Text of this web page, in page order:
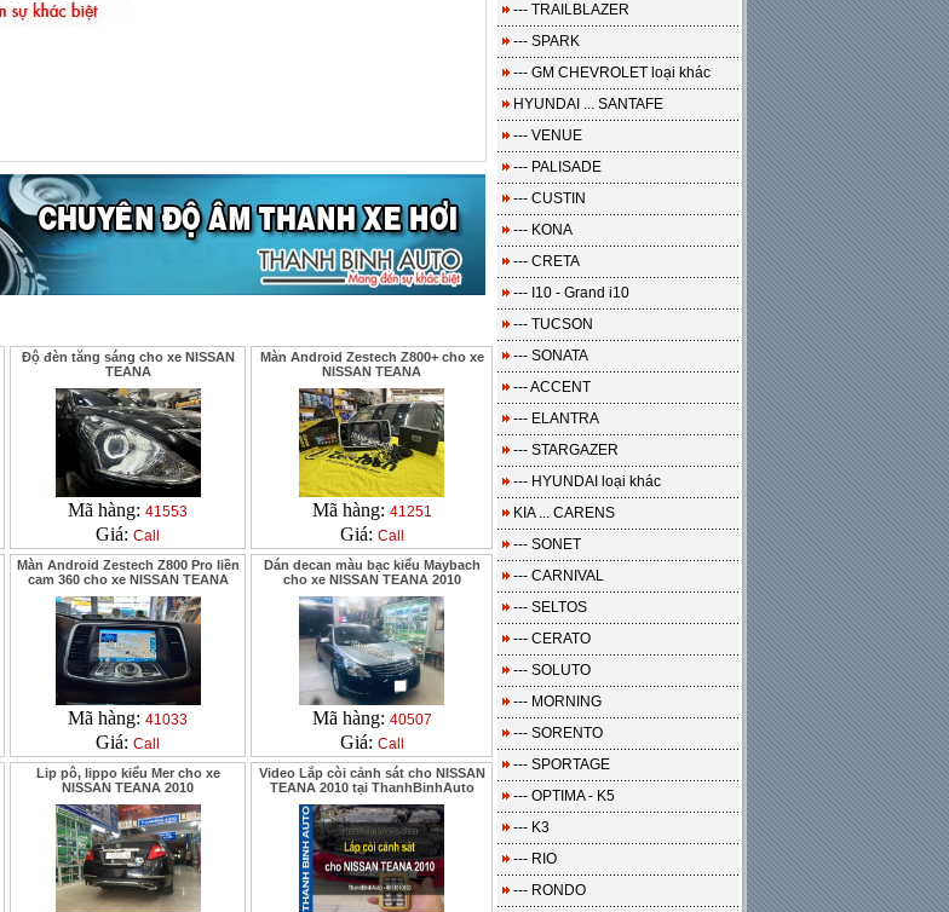
Độ đèn tăng sáng cho xe NISSAN
TEANA
Mã hàng: 41553
Giá: Call
Màn Android Zestech Z800+ cho xe
NISSAN TEANA
Mã hàng: 41251
Giá: Call
Màn Android Zestech Z800 Pro liền
cam 360 cho xe NISSAN TEANA
Mã hàng: 41033
Giá: Call
Dán decan màu bạc kiểu Maybach
cho xe NISSAN TEANA 2010
Mã hàng: 40507
Giá: Call
Lip pô, lippo kiểu Mer cho xe
NISSAN TEANA 2010
Video Lắp còi cảnh sát cho NISSAN
TEANA 2010 tại ThanhBinhAuto
--- TRAILBLAZER
--- SPARK
--- GM CHEVROLET loại khác
HYUNDAI ... SANTAFE
--- VENUE
--- PALISADE
--- CUSTIN
--- KONA
--- CRETA
--- I10 - Grand i10
--- TUCSON
--- SONATA
--- ACCENT
--- ELANTRA
--- STARGAZER
--- HYUNDAI loại khác
KIA ... CARENS
--- SONET
--- CARNIVAL
--- SELTOS
--- CERATO
--- SOLUTO
--- MORNING
--- SORENTO
--- SPORTAGE
--- OPTIMA - K5
--- K3
--- RIO
--- RONDO